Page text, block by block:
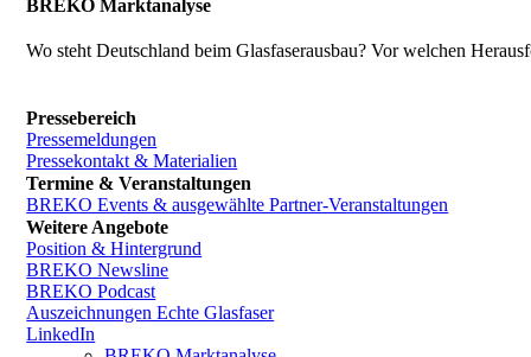
BREKO Marktanalyse
Wo steht Deutschland beim Glasfaserausbau? Vor welchen
Pressebereich
Pressemeldungen
Pressekontakt & Materialien
Termine & Veranstaltungen
BREKO Events & ausgewählte Partner-Veranstaltungen
Weitere Angebote
Position & Hintergrund
BREKO Newsline
BREKO Podcast
Auszeichnungen Echte Glasfaser
LinkedIn